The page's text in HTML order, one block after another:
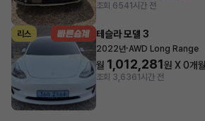
조회 6541시간 전
리스 테슬라 모델 3
2022년·AWD Long Range
월 1,012,281원 X0개월
조회 3,6361시간 전